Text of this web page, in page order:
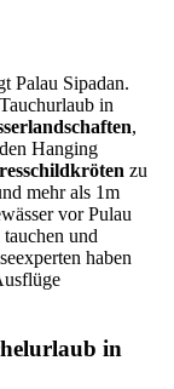
Palau Sipadan.
in
,
Hanging
zu
mehr als 1m
vor Pulau
und
haben
in